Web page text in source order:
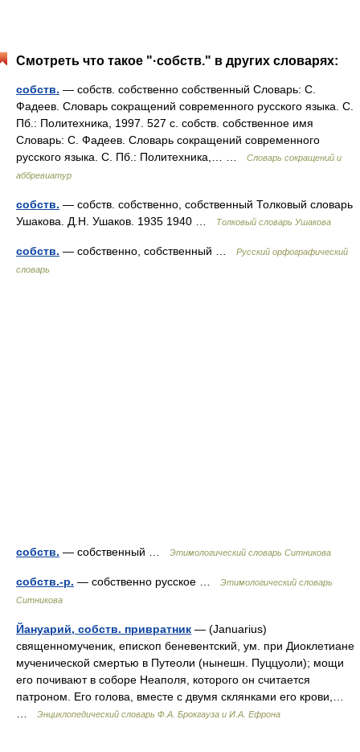
Смотреть что такое "·собств." в других словарях:
собств. — собств. собственно собственный Словарь: С.
Фадеев. Словарь сокращений современного русского языка. С.
Пб.: Политехника, 1997. 527 с. собств. собственное имя
Словарь: С. Фадеев. Словарь сокращений современного
русского языка. С. Пб.: Политехника,… …
Словарь сокращений и
аббревиатур
собств. — собств. собственно, собственный Толковый словарь
Ушакова. Д.Н. Ушаков. 1935 1940 …
Толковый словарь Ушакова
собств. — собственно, собственный …
Русский орфографический
словарь
собств. — собственный … Этимологический словарь Ситникова
собств.-р. — собственно русское …
Этимологический словарь
Ситникова
Йануарий, собств. привратник — (Januarius)
священномученик, епископ беневентский, ум. при Диоклетиане
мученической смертью в Путеоли (нынешн. Пуццуоли); мощи
его почивают в соборе Неаполя, которого он считается
патроном. Его голова, вместе с двумя склянками его крови,…
Энциклопедический словарь Ф.А. Брокгауза и И.А. Ефрона